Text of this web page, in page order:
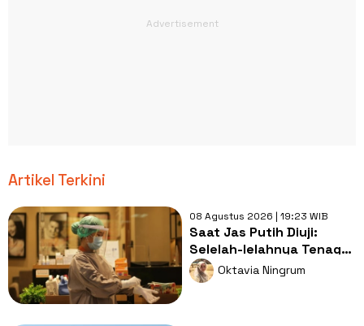
Artikel Terkini
08 Agustus 2026 | 19:23 WIB
Saat Jas Putih Diuji:
Selelah-lelahnya Tenaga
Kesehatan, Tetap Lebih
Melelahkan Jadi Pasien
Oktavia Ningrum